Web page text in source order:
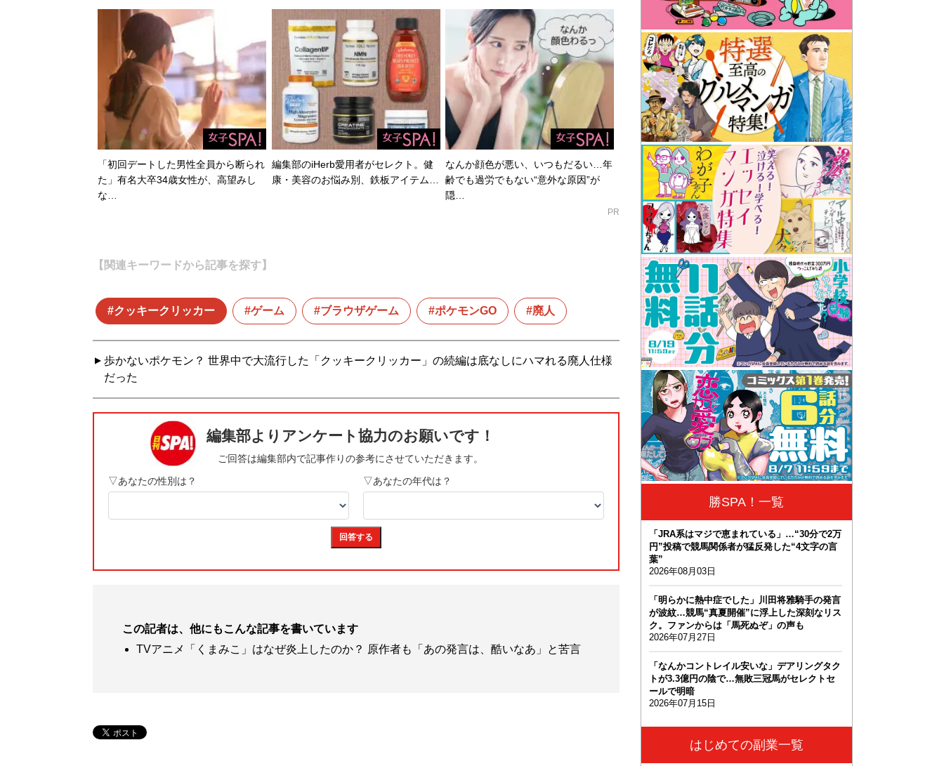
「初回デートした男性全員から断られ
た」有名大卒34歳女性が、高望みし
な…
編集部のiHerb愛用者がセレクト。健
康・美容のお悩み別、鉄板アイテム…
なんか顔色が悪い、いつもだるい…年
齢でも過労でもない“意外な原因”が
隠…
PR
【関連キーワードから記事を探す】
クッキークリッカー ゲーム ブラウザゲーム ポケモンGO 廃人
歩かないポケモン？ 世界中で大流行した「クッキークリッカー」の続編は底なしにハマれる廃人仕様
だった
この記者は、他にもこんな記事を書いています
TVアニメ「くまみこ」はなぜ炎上したのか？ 原作者も「あの発言は、酷いなあ」と苦言
勝SPA！一覧
「JRA系はマジで恵まれている」…“30分で2万
円”投稿で競馬関係者が猛反発した“4文字の言
葉”
2026年08月03日
「明らかに熱中症でした」川田将雅騎手の発言
が波紋…競馬“真夏開催”に浮上した深刻なリス
ク。ファンからは「馬死ぬぞ」の声も
2026年07月27日
「なんかコントレイル安いな」デアリングタク
トが3.3億円の陰で…無敗三冠馬がセレクトセ
ールで明暗
2026年07月15日
はじめての副業一覧